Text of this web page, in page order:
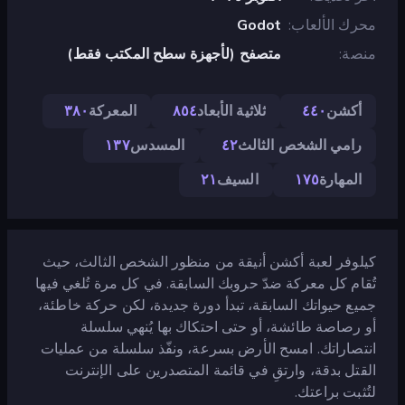
محرك الألعاب Godot
منصة
متصفح (لأجهزة سطح المكتب فقط)
أكشن٤٤٠ ثلاثية الأبعاد٨٥٤ المعركة٣٨٠
رامي الشخص الثالث٤٢ المسدس١٣٧
المهارة١٧٥ السيف٢١
كيلوفر لعبة أكشن أنيقة من منظور الشخص الثالث، حيث
تُقام كل معركة ضدّ حروبك السابقة. في كل مرة تُلغي فيها
جميع حيواتك السابقة، تبدأ دورة جديدة، لكن حركة خاطئة،
أو رصاصة طائشة، أو حتى احتكاك بها يُنهي سلسلة
انتصاراتك. امسح الأرض بسرعة، ونفّذ سلسلة من عمليات
القتل بدقة، وارتقِ في قائمة المتصدرين على الإنترنت
لتُثبت براعتك.